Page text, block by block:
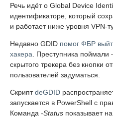
Речь идёт о Global Device
идентификаторе, который
и работает ниже уровня VPN-
Недавно GDID помог ФБР
хакера . Преступника
скрытого трекера без кнопки
пользователей задуматься.
СкриптdeGDID
запускается в PowerShell с
Команда -Status показывает